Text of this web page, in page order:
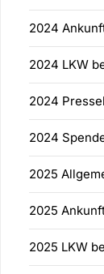
2024
2024 LKW
2024
2024
2025
2025
2025 LKW